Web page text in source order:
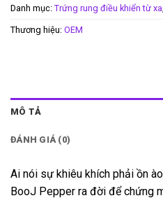
Danh mục: Trứng rung điều khiển từ xa
Thương hiệu: OEM
MÔ TẢ
ĐÁNH GIÁ (0)
Ai nói sự khiêu khích phải ồn
BooJ Pepper ra đời để chứng